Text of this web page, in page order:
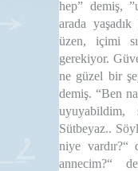
hep” demiş,
arada
üzen, içimi
gerekiyor.
ne güzel bir
demiş. “Ben
uyuyabildim,
Sütbeyaz..
niye vardır?“
annecim?“